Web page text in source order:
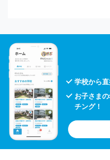
学校から
お子さま
チング！